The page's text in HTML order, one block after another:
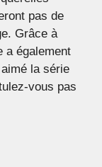
pas de
Grâce à
a également
la série
vous pas